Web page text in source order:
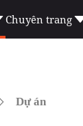
Chuyên trang
Dự án